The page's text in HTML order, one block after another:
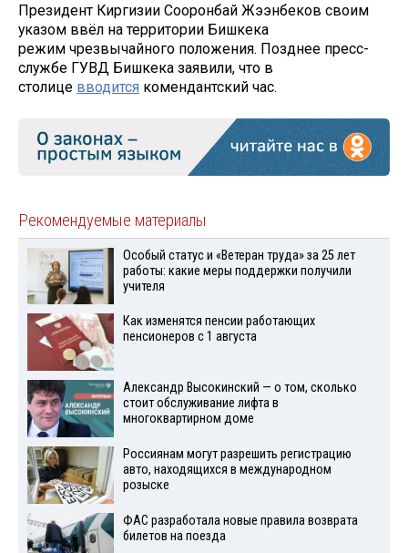
Президент Киргизии Сооронбай Жээнбеков своим
указом ввёл на территории Бишкека
режим чрезвычайного положения. Позднее пресс-
службе ГУВД Бишкека заявили, что в
столице вводится комендантский час.
Рекомендуемые материалы
Особый статус и «Ветеран труда» за 25 лет
работы: какие меры поддержки получили
учителя
Как изменятся пенсии работающих
пенсионеров с 1 августа
Александр Высокинский — о том, сколько
стоит обслуживание лифта в
многоквартирном доме
Россиянам могут разрешить регистрацию
авто, находящихся в международном
розыске
ФАС разработала новые правила возврата
билетов на поезда